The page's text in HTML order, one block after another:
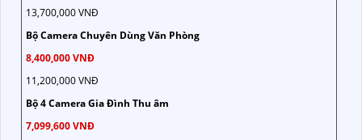
13,700,000 VNĐ
Bộ Camera Chuyên Dùng Văn Phòng
8,400,000 VNĐ
11,200,000 VNĐ
Bộ 4 Camera Gia Đình Thu âm
7,099,600 VNĐ